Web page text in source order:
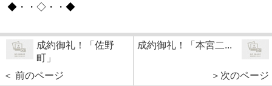
◆・・◇・・◆
成約御礼！「佐野
町」
＜ 前のページ
成約御礼！「本宮二...
＞次のページ